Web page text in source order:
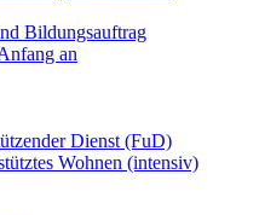
Bildungsauftrag
an
Dienst (FuD)
Wohnen (intensiv)